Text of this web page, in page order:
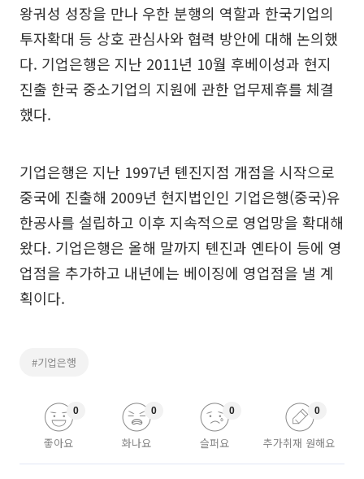
왕궈성 성장을 만나 우한 분행의 역할과 한국기업의
투자확대 등 상호 관심사와 협력 방안에 대해 논의했
다. 기업은행은 지난 2011년 10월 후베이성과 현지
진출 한국 중소기업의 지원에 관한 업무제휴를 체결
했다.
기업은행은 지난 1997년 톈진지점 개점을 시작으로
중국에 진출해 2009년 현지법인인 기업은행(중국)유
한공사를 설립하고 이후 지속적으로 영업망을 확대해
왔다. 기업은행은 올해 말까지 톈진과 옌타이 등에 영
업점을 추가하고 내년에는 베이징에 영업점을 낼 계
획이다.
#기업은행
좋아요
0
화나요
0
슬퍼요
0
추가취재 원해요
0